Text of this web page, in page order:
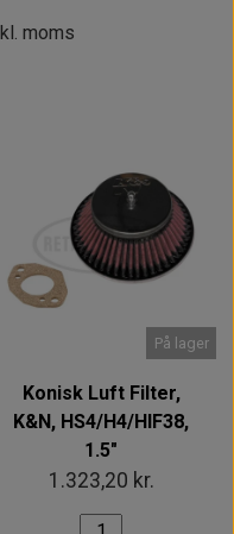
moms
På lager
Konisk Luft Filter,
K&N, HS4/H4/HIF38,
1.5"
1.323,20 kr.